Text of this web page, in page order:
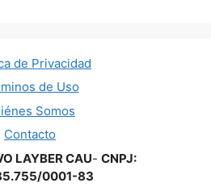
de Privacidad
de Uso
Somos
Contacto
LAYBER CAU- CNPJ:
0001-83